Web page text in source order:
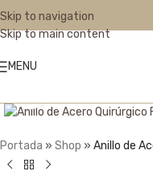
Skip to navigation
Skip to main content
MENU
Portada » Shop » Anillo de